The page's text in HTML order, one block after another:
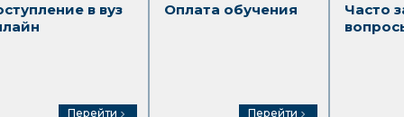
в вуз
Перейти
Оплата обучения
Перейти
Часто